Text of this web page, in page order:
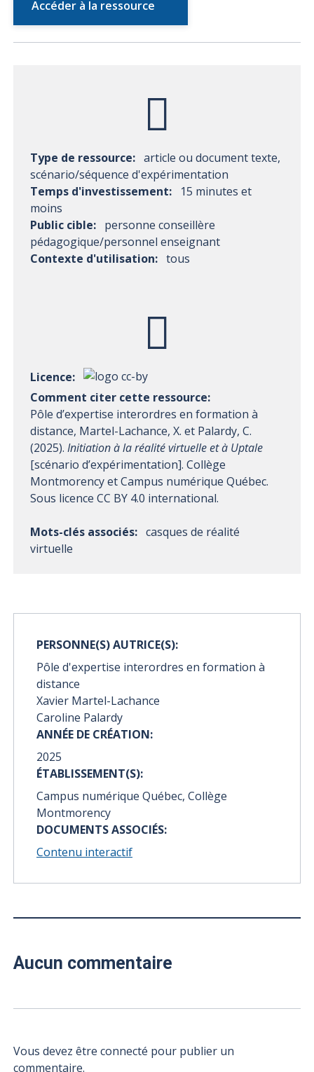
Accéder à la ressource
Type de ressource: article ou document texte,
scénario/séquence d'expérimentation
Temps d'investissement:
15 minutes et
moins
Public cible: personne conseillère
pédagogique/personnel enseignant
Contexte d'utilisation: tous
Licence:
Comment citer cette ressource:
Pôle d’expertise interordres en formation à
distance, Martel-Lachance, X. et Palardy, C.
(2025). Initiation à la réalité virtuelle et à Uptale
[scénario d’expérimentation]. Collège
Montmorency et Campus numérique Québec.
Sous licence CC BY 4.0 international.
Mots-clés associés: casques de réalité
virtuelle
PERSONNE(S) AUTRICE(S):
Pôle d'expertise interordres en formation à
distance
Xavier Martel-Lachance
Caroline Palardy
ANNÉE DE CRÉATION:
2025
ÉTABLISSEMENT(S):
Campus numérique Québec, Collège
Montmorency
DOCUMENTS ASSOCIÉS:
Contenu interactif
Aucun commentaire
Vous devez être connecté pour publier un
commentaire.